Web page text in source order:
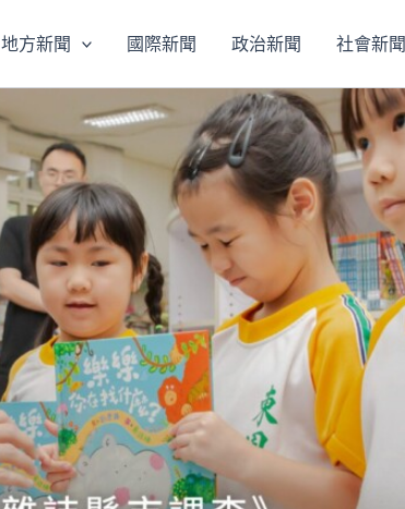
地方新聞 國際新聞 政治新聞 社會新聞